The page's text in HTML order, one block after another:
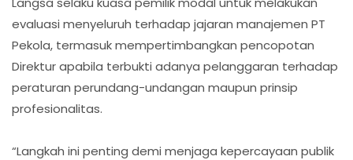
evaluasi menyeluruh terhadap jajaran manajemen PT
Pekola, termasuk mempertimbangkan pencopotan
Direktur apabila terbukti adanya pelanggaran terhadap
peraturan perundang-undangan maupun prinsip
profesionalitas.
‎“Langkah ini penting demi menjaga kepercayaan publik